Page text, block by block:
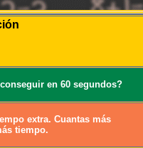
en 60 segundos?
extra. Cuantas más
tiempo.